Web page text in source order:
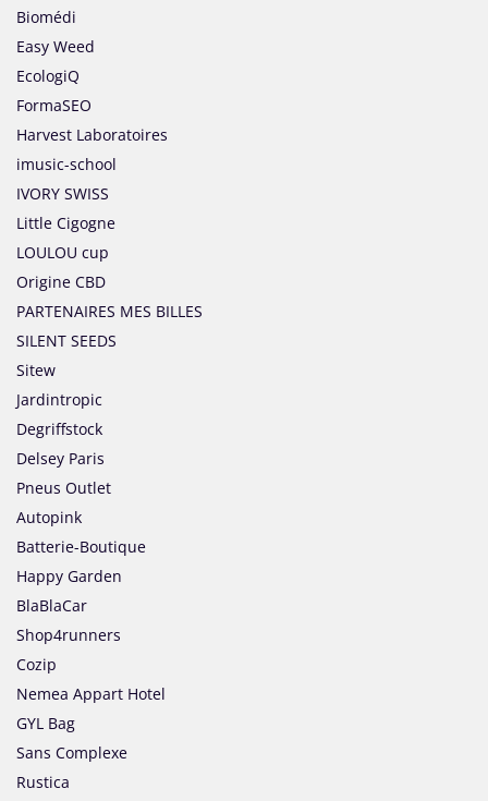
Biomédi
Easy Weed
EcologiQ
FormaSEO
Harvest Laboratoires
imusic-school
IVORY SWISS
Little Cigogne
LOULOU cup
Origine CBD
PARTENAIRES MES BILLES
SILENT SEEDS
Sitew
Jardintropic
Degriffstock
Delsey Paris
Pneus Outlet
Autopink
Batterie-Boutique
Happy Garden
BlaBlaCar
Shop4runners
Cozip
Nemea Appart Hotel
GYL Bag
Sans Complexe
Rustica